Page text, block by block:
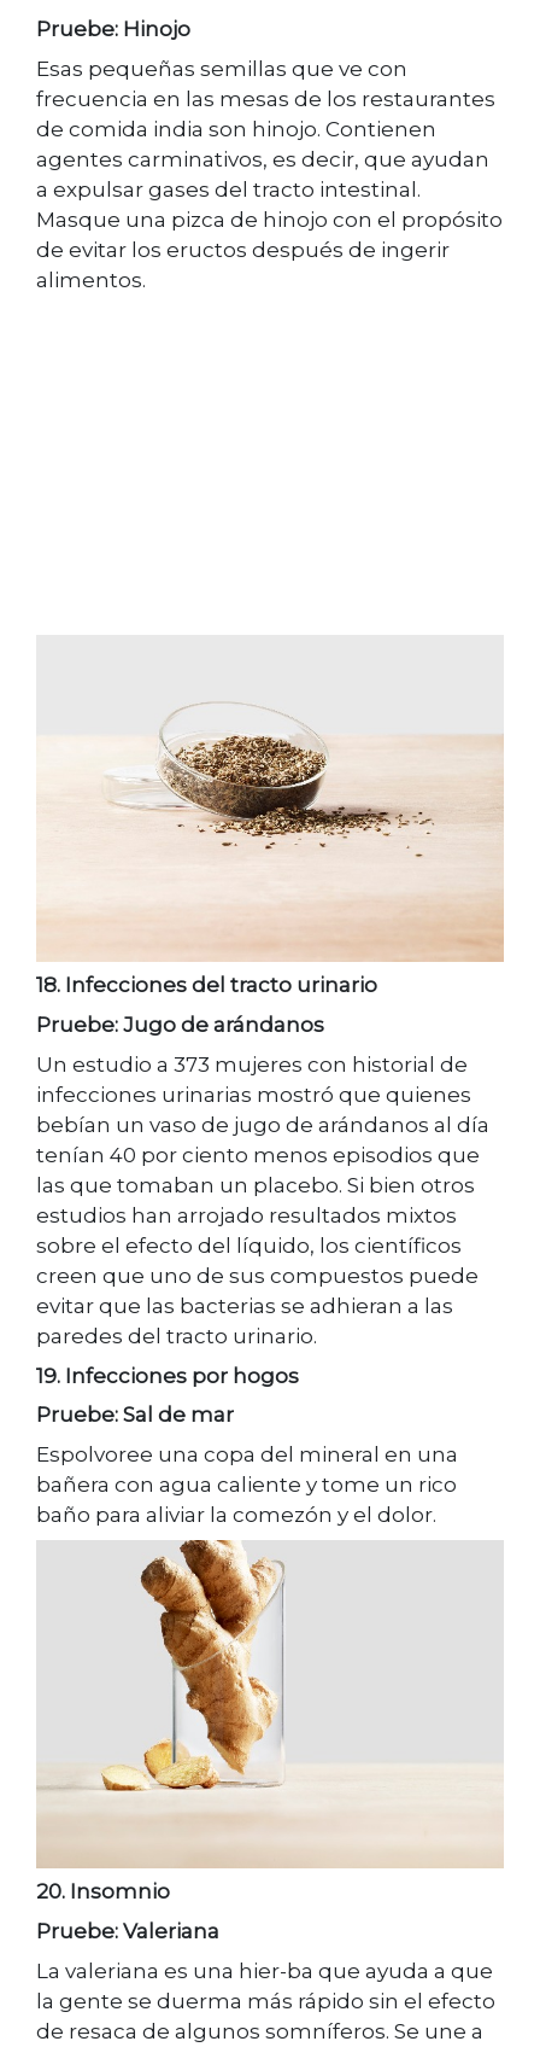
Pruebe: Hinojo
Esas pequeñas semillas que ve con
frecuencia en las mesas de los restaurantes
de comida india son hinojo. Contienen
agentes carminativos, es decir, que ayudan
a expulsar gases del tracto intestinal.
Masque una pizca de hinojo con el propósito
de evitar los eructos después de ingerir
alimentos.
18. Infecciones del tracto urinario
Pruebe: Jugo de arándanos
Un estudio a 373 mujeres con historial de
infecciones urinarias mostró que quienes
bebían un vaso de jugo de arándanos al día
tenían 40 por ciento menos episodios que
las que tomaban un placebo. Si bien otros
estudios han arrojado resultados mixtos
sobre el efecto del líquido, los científicos
creen que uno de sus compuestos puede
evitar que las bacterias se adhieran a las
paredes del tracto urinario.
19. Infecciones por hogos
Pruebe: Sal de mar
Espolvoree una copa del mineral en una
bañera con agua caliente y tome un rico
baño para aliviar la comezón y el dolor.
20. Insomnio
Pruebe: Valeriana
La valeriana es una hier-ba que ayuda a que
la gente se duerma más rápido sin el efecto
de resaca de algunos somníferos. Se une a